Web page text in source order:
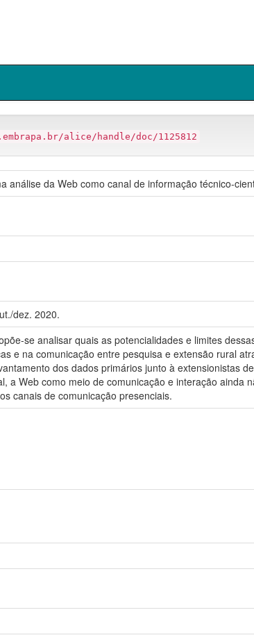
alice/handle/doc/1125812
da Web como canal de informação técnico-
dez. 2020.
se analisar quais as potencialidades e limites
e na comunicação entre pesquisa e extensão rural
dos dados primários junto à extensionistas
a Web como meio de comunicação e interação ainda
canais de comunicação presenciais.